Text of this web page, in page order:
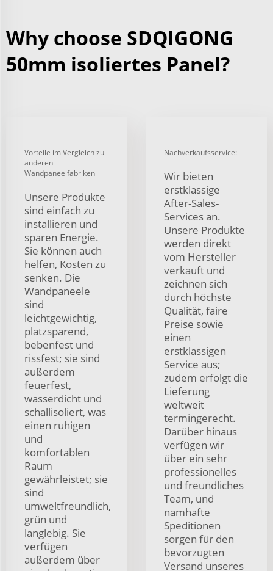
Why choose SDQIGONG
50mm isoliertes Panel?
Vorteile im Vergleich zu
anderen
Wandpaneelfabriken
Unsere Produkte
sind einfach zu
installieren und
sparen Energie.
Sie können auch
helfen, Kosten zu
senken. Die
Wandpaneele
sind
leichtgewichtig,
platzsparend,
bebenfest und
rissfest; sie sind
außerdem
feuerfest,
wasserdicht und
schallisoliert, was
einen ruhigen
und
komfortablen
Raum
gewährleistet; sie
sind
umweltfreundlich,
grün und
langlebig. Sie
verfügen
außerdem über
Nachverkaufsservice:
Wir bieten
erstklassige
After-Sales-
Services an.
Unsere Produkte
werden direkt
vom Hersteller
verkauft und
zeichnen sich
durch höchste
Qualität, faire
Preise sowie
einen
erstklassigen
Service aus;
zudem erfolgt die
Lieferung
weltweit
termingerecht.
Darüber hinaus
verfügen wir
über ein sehr
professionelles
und freundliches
Team, und
namhafte
Speditionen
sorgen für den
bevorzugten
Versand unseres